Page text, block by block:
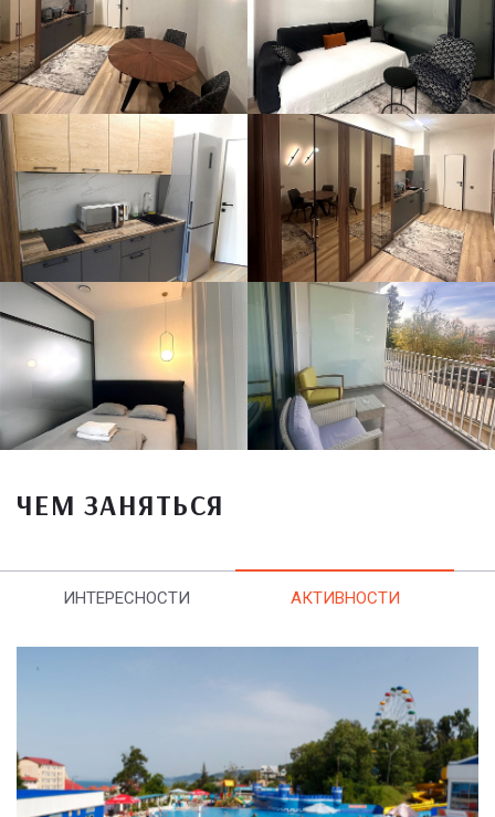
ЧЕМ ЗАНЯТЬСЯ
ИНТЕРЕСНОСТИ АКТИВНОСТИ